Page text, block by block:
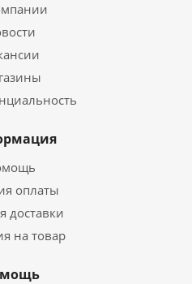
оплаты
доставки
на товар